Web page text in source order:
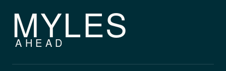
MYLES
AHEAD